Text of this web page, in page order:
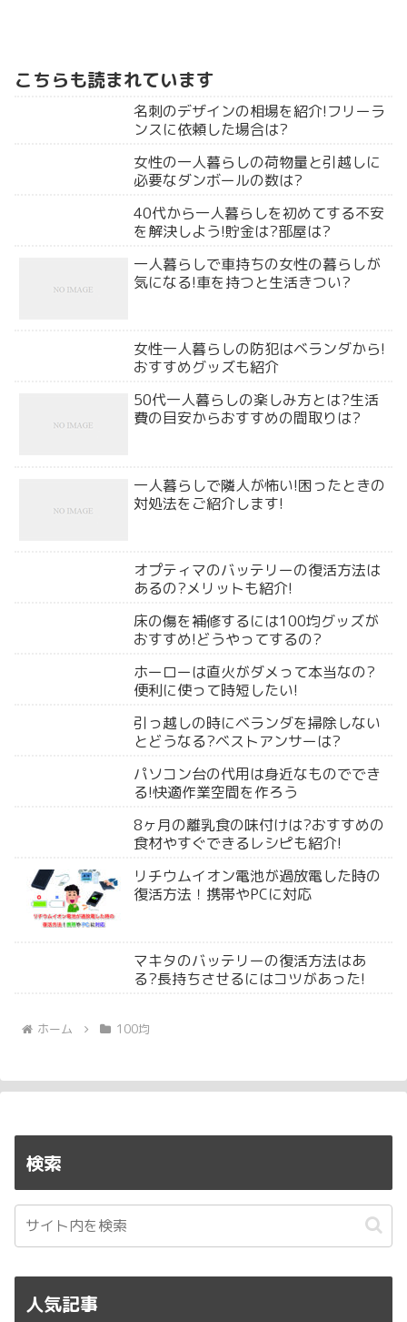
こちらも読まれています
名刺のデザインの相場を紹介!フリーラ
ンスに依頼した場合は?
女性の一人暮らしの荷物量と引越しに
必要なダンボールの数は?
40代から一人暮らしを初めてする不安
を解決しよう!貯金は?部屋は?
一人暮らしで車持ちの女性の暮らしが
気になる!車を持つと生活きつい?
女性一人暮らしの防犯はベランダから!
おすすめグッズも紹介
50代一人暮らしの楽しみ方とは?生活
費の目安からおすすめの間取りは?
一人暮らしで隣人が怖い!困ったときの
対処法をご紹介します!
オプティマのバッテリーの復活方法は
あるの?メリットも紹介!
床の傷を補修するには100均グッズが
おすすめ!どうやってするの?
ホーローは直火がダメって本当なの?
便利に使って時短したい!
引っ越しの時にベランダを掃除しない
とどうなる?ベストアンサーは?
パソコン台の代用は身近なものででき
る!快適作業空間を作ろう
8ヶ月の離乳食の味付けは?おすすめの
食材やすぐできるレシピも紹介!
リチウムイオン電池が過放電した時の
復活方法！携帯やPCに対応
マキタのバッテリーの復活方法はあ
る?長持ちさせるにはコツがあった!
ホーム 100均
検索
人気記事